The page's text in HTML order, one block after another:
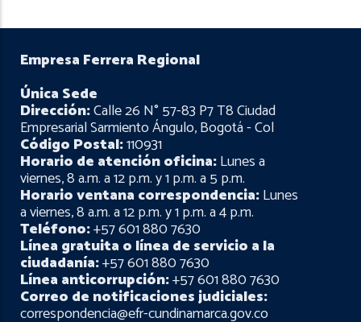
Empresa Ferrera Regional
Única Sede
Dirección:Calle 26 N° 57-83 P7 T8 Ciudad
Empresarial Sarmiento Ángulo, Bogotá - Col
Código Postal:110931
Horario de atención oficina:Lunes a
viernes, 8 a.m. a 12 p.m. y 1 p.m. a 5 p.m.
Horario ventana correspondencia:Lunes
a viernes, 8 a.m. a 12 p.m. y 1 p.m. a 4 p.m.
Teléfono:+57 601 880 7630
Línea gratuita o línea de servicio a la
ciudadanía:+57 601 880 7630
Línea anticorrupción:+57 601 880 7630
Correo de notificaciones judiciales:
correspondencia@efr-cundinamarca.gov.co